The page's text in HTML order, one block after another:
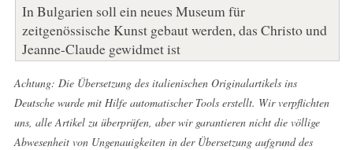
In Bulgarien soll ein neues Museum für
zeitgenössische Kunst gebaut werden, das Christo und
Jeanne-Claude gewidmet ist
Achtung: Die Übersetzung des italienischen Originalartikels ins
Deutsche wurde mit Hilfe automatischer Tools erstellt. Wir verpflichten
uns, alle Artikel zu überprüfen, aber wir garantieren nicht die völlige
Abwesenheit von Ungenauigkeiten in der Übersetzung aufgrund des